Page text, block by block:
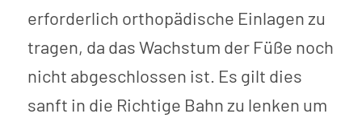
erforderlich orthopädische Einlagen zu
tragen, da das Wachstum der Füße noch
nicht abgeschlossen ist. Es gilt dies
sanft in die Richtige Bahn zu lenken um